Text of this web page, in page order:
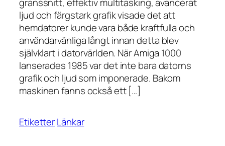
gränssnitt, effektiv multitasking, avancerat
ljud och färgstark grafik visade det att
hemdatorer kunde vara både kraftfulla och
användarvänliga långt innan detta blev
självklart i datorvärlden. När Amiga 1000
lanserades 1985 var det inte bara datorns
grafik och ljud som imponerade. Bakom
maskinen fanns också ett […]
EtiketterLänkar